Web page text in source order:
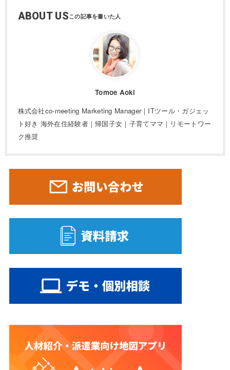
ABOUT US
Tomoe Aoki
株式会社co-meeting Marketing Manager｜ITツール・ガジェッ
ト好き 海外在住経験者｜帰国子女｜子育てママ｜リモートワー
ク推奨